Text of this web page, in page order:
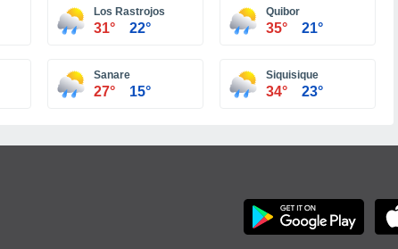
Los Rastrojos
31° 22°
Quibor
35° 21°
Sanare
27° 15°
Siquisique
34° 23°